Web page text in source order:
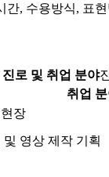
간, 수용방식, 표
진로 및 취업 분야
취업
장
및 영상 제작 기획